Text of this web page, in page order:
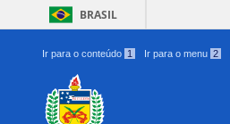
BRASIL
Ir para o conteúdo 1 Ir para o menu 2